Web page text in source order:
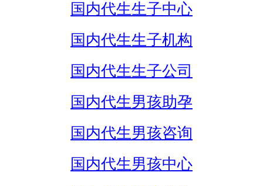
国内代生生子中心
国内代生生子机构
国内代生生子公司
国内代生男孩助孕
国内代生男孩咨询
国内代生男孩中心